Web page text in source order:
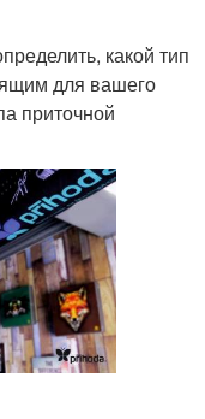
какой тип
для вашего
приточной